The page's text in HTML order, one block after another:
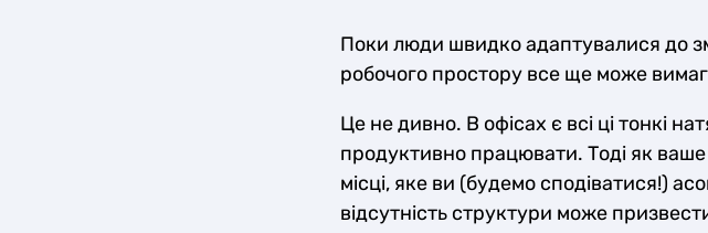
Поки люди швидко адаптувалися до
робочого простору все ще може
Це не дивно. В офісах є всі ці тонкі
продуктивно працювати. Тоді як
місці, яке ви (будемо сподіватися!)
відсутність структури може